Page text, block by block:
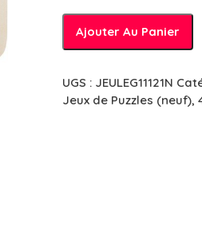
quantité
de
étages
-
Ajouter Au Panier
UGS : JEULEG11121N
Jeux de Puzzles (neuf),